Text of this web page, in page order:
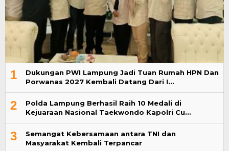
1
Dukungan PWI Lampung Jadi Tuan Rumah HPN Dan
Porwanas 2027 Kembali Datang Dari I…
2
Polda Lampung Berhasil Raih 10 Medali di
Kejuaraan Nasional Taekwondo Kapolri Cu…
3
Semangat Kebersamaan antara TNI dan
Masyarakat Kembali Terpancar